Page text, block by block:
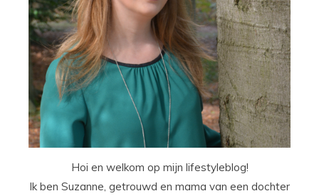
Hoi en welkom op mijn lifestyleblog!
Ik ben Suzanne, getrouwd en mama van een dochter